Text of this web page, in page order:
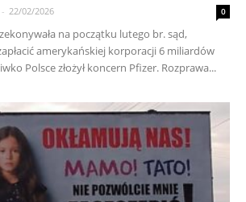
- 22/02/2026 0
na początku lutego br. sąd,
amerykańskiej korporacji 6 miliardów
Polsce złożył koncern Pfizer. Rozprawa...